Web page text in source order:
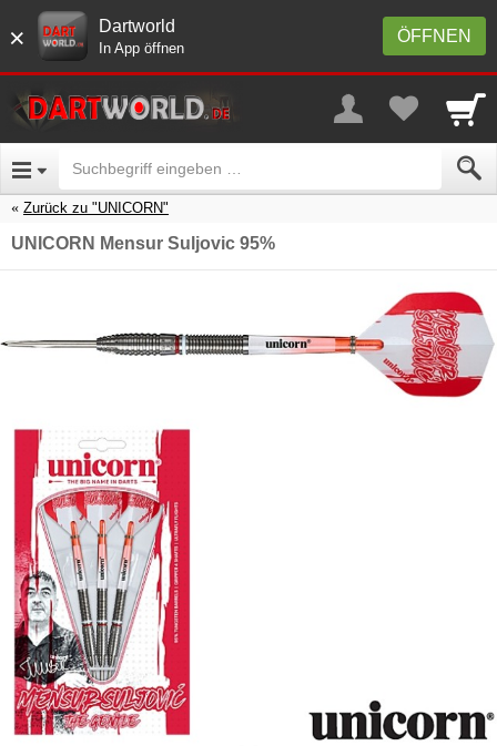
× ÖFFNEN
Dartworld
In App öffnen
Zurück zu "UNICORN"
UNICORN Mensur Suljovic 95%